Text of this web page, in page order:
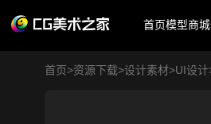
首页模型商城
首页>资源下载>设计素材>UI设计